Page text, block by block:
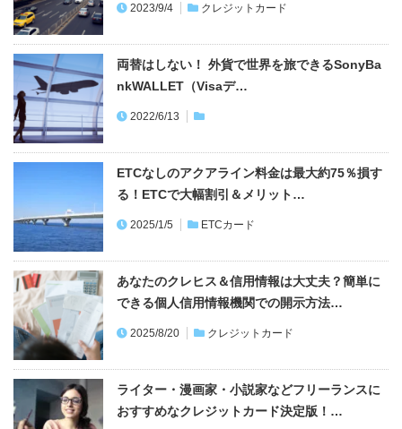
2023/9/4 クレジットカード
両替はしない！ 外貨で世界を旅できるSonyBa
nkWALLET（Visaデ…
2022/6/13
ETCなしのアクアライン料金は最大約75％損す
る！ETCで大幅割引＆メリット…
2025/1/5 ETCカード
あなたのクレヒス＆信用情報は大丈夫？簡単に
できる個人信用情報機関での開示方法…
2025/8/20 クレジットカード
ライター・漫画家・小説家などフリーランスに
おすすめなクレジットカード決定版！…